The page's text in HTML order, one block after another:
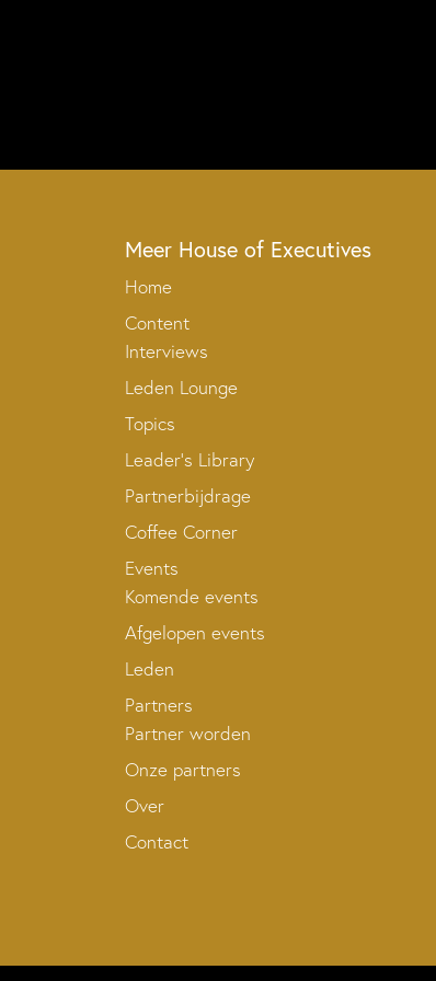
Meer House of Executives
Home
Content
Interviews
Leden Lounge
Topics
Leader’s Library
Partnerbijdrage
Coffee Corner
Events
Komende events
Afgelopen events
Leden
Partners
Partner worden
Onze partners
Over
Contact